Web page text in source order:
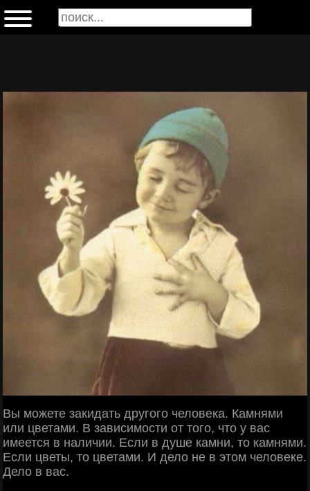
Вы можете закидать другого человека. Камнями
или цветами. В зависимости от того, что у вас
имеется в наличии. Если в душе камни, то камнями.
Если цветы, то цветами. И дело не в этом человеке.
Дело в вас.